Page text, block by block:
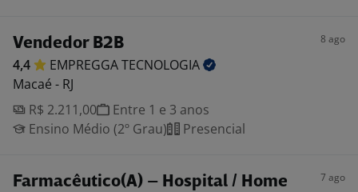
Vendedor B2B 8 ago
4,4 EMPREGGATECNOLOGIA
Macaé - RJ
R$ 2.211,00
Entre 1 e 3 anos
Ensino Médio (2º Grau)
Presencial
Farmacêutico(A) – Hospital / Home
7 ago